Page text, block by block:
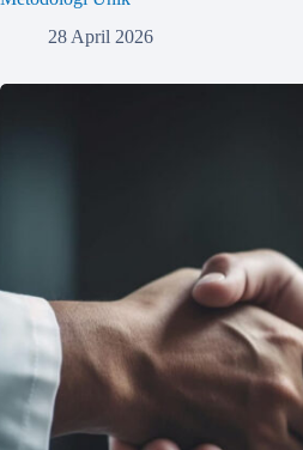
28 April 2026